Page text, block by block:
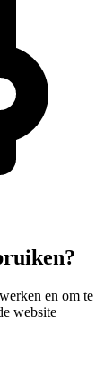
en om te
website